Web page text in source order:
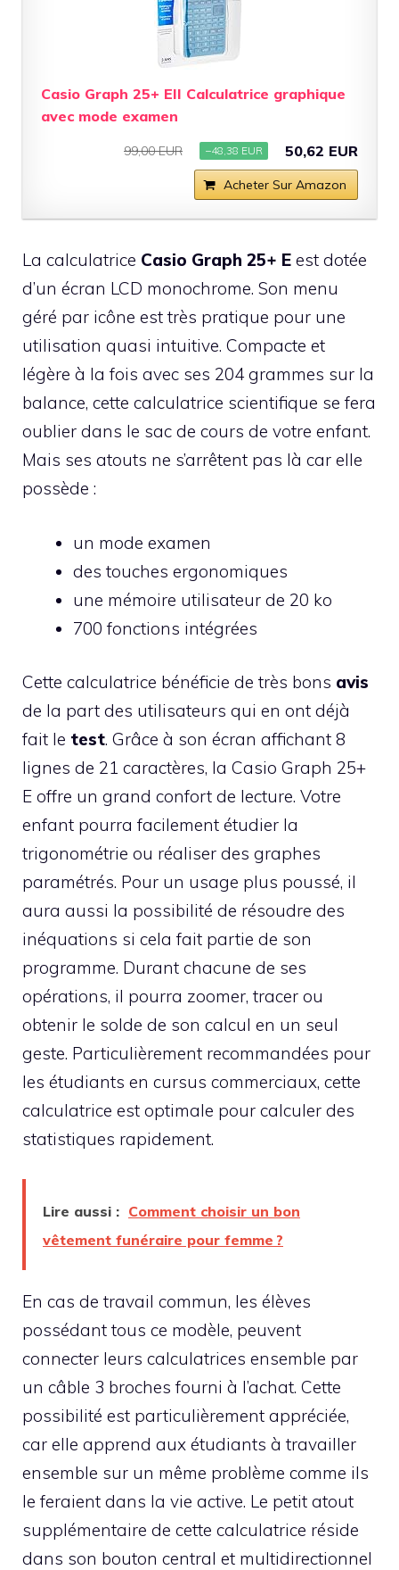
Casio Graph 25+ EII Calculatrice graphique
avec mode examen
99,00 EUR −48,38 EUR 50,62 EUR
Acheter Sur Amazon
La calculatrice Casio Graph 25+ E est dotée
d’un écran LCD monochrome. Son menu
géré par icône est très pratique pour une
utilisation quasi intuitive. Compacte et
légère à la fois avec ses 204 grammes sur la
balance, cette calculatrice scientifique se fera
oublier dans le sac de cours de votre enfant.
Mais ses atouts ne s’arrêtent pas là car elle
possède :
un mode examen
des touches ergonomiques
une mémoire utilisateur de 20 ko
700 fonctions intégrées
Cette calculatrice bénéficie de très bons avis
de la part des utilisateurs qui en ont déjà
fait le test. Grâce à son écran affichant 8
lignes de 21 caractères, la Casio Graph 25+
E offre un grand confort de lecture. Votre
enfant pourra facilement étudier la
trigonométrie ou réaliser des graphes
paramétrés. Pour un usage plus poussé, il
aura aussi la possibilité de résoudre des
inéquations si cela fait partie de son
programme. Durant chacune de ses
opérations, il pourra zoomer, tracer ou
obtenir le solde de son calcul en un seul
geste. Particulièrement recommandées pour
les étudiants en cursus commerciaux, cette
calculatrice est optimale pour calculer des
statistiques rapidement.
Lire aussi : Comment choisir un bon
vêtement funéraire pour femme ?
En cas de travail commun, les élèves
possédant tous ce modèle, peuvent
connecter leurs calculatrices ensemble par
un câble 3 broches fourni à l’achat. Cette
possibilité est particulièrement appréciée,
car elle apprend aux étudiants à travailler
ensemble sur un même problème comme ils
le feraient dans la vie active. Le petit atout
supplémentaire de cette calculatrice réside
dans son bouton central et multidirectionnel